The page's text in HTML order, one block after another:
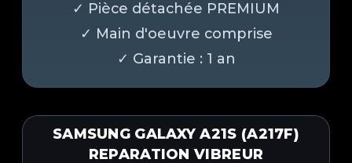
SAMSUNG GALAXY A21S (A217F)
REPARATION VIBREUR